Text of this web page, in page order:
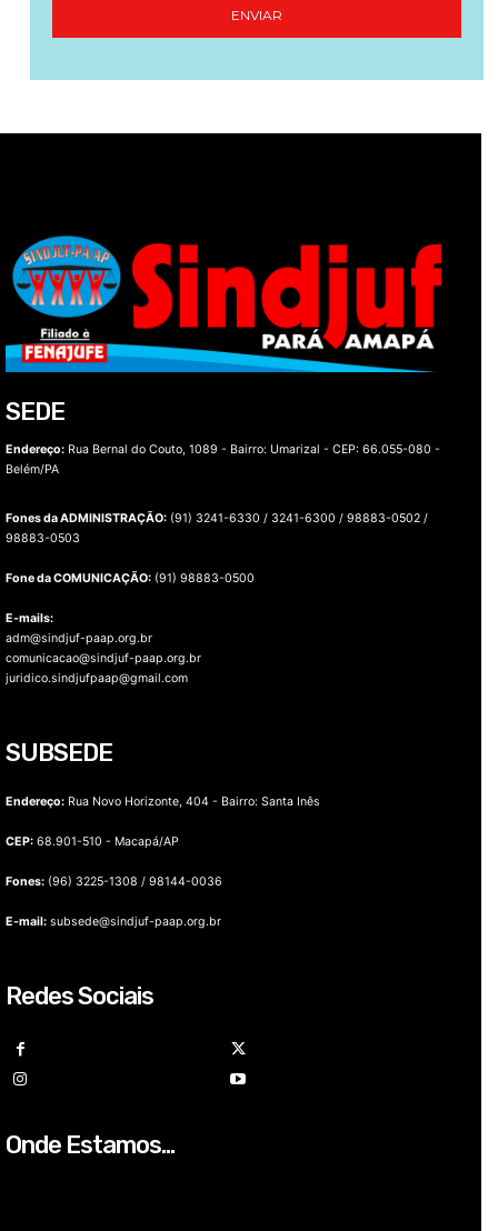
SEDE
Endereço: Rua Bernal do Couto, 1089 - Bairro: Umarizal - CEP: 66.055-080 -
Belém/PA
Fones da ADMINISTRAÇÃO: (91) 3241-6330 / 3241-6300 / 98883-0502 /
98883-0503
Fone da COMUNICAÇÃO: (91) 98883-0500
E-mails:
adm@sindjuf-paap.org.br
comunicacao@sindjuf-paap.org.br
juridico.sindjufpaap@gmail.com
SUBSEDE
Endereço: Rua Novo Horizonte, 404 - Bairro: Santa Inês
CEP: 68.901-510 - Macapá/AP
Fones: (96) 3225-1308 / 98144-0036
E-mail: subsede@sindjuf-paap.org.br
Redes Sociais
Onde Estamos...